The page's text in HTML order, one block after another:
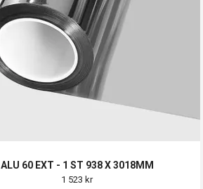
ALU 60 EXT - 1 ST 938 X 3018MM
1 523 kr